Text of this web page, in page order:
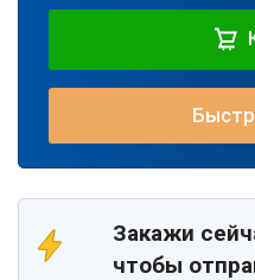
Закажи
чтобы